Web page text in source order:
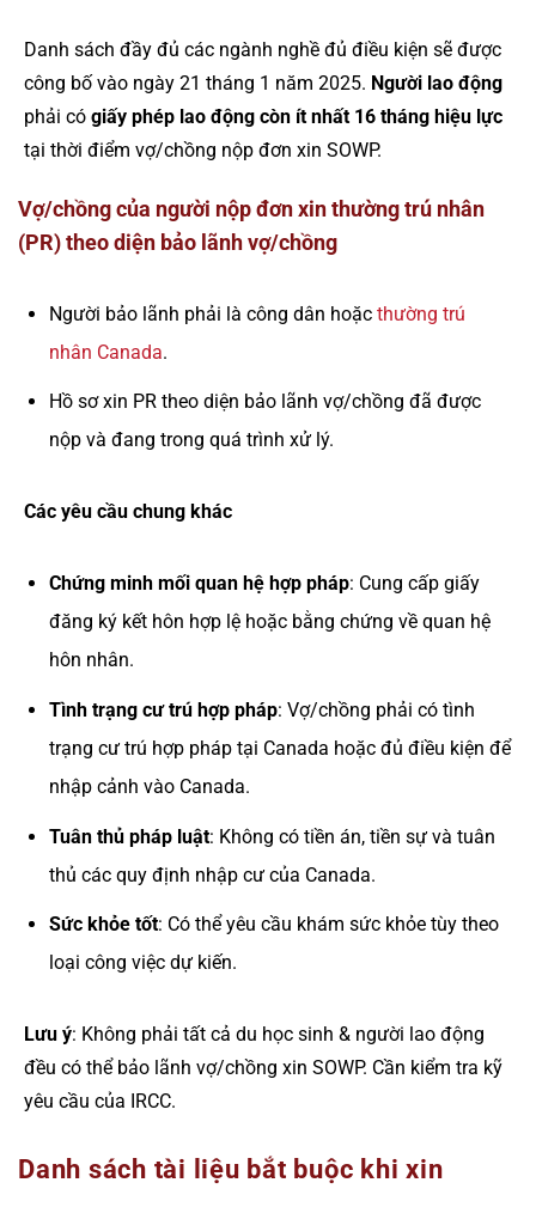
Danh sách đầy đủ các ngành nghề đủ điều kiện sẽ được
công bố vào ngày 21 tháng 1 năm 2025. Người lao động
phải có giấy phép lao động còn ít nhất 16 tháng hiệu lực
tại thời điểm vợ/chồng nộp đơn xin SOWP.
Vợ/chồng của người nộp đơn xin thường trú nhân
(PR) theo diện bảo lãnh vợ/chồng
Người bảo lãnh phải là công dân hoặc thường trú
nhân Canada.
Hồ sơ xin PR theo diện bảo lãnh vợ/chồng đã được
nộp và đang trong quá trình xử lý.
Các yêu cầu chung khác
Chứng minh mối quan hệ hợp pháp: Cung cấp giấy
đăng ký kết hôn hợp lệ hoặc bằng chứng về quan hệ
hôn nhân.
Tình trạng cư trú hợp pháp: Vợ/chồng phải có tình
trạng cư trú hợp pháp tại Canada hoặc đủ điều kiện để
nhập cảnh vào Canada.
Tuân thủ pháp luật: Không có tiền án, tiền sự và tuân
thủ các quy định nhập cư của Canada.
Sức khỏe tốt: Có thể yêu cầu khám sức khỏe tùy theo
loại công việc dự kiến.
Lưu ý: Không phải tất cả du học sinh & người lao động
đều có thể bảo lãnh vợ/chồng xin SOWP. Cần kiểm tra kỹ
yêu cầu của IRCC.
Danh sách tài liệu bắt buộc khi xin